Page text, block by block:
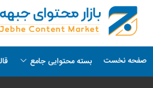
صفحه نخست بسته محتوایی جامع